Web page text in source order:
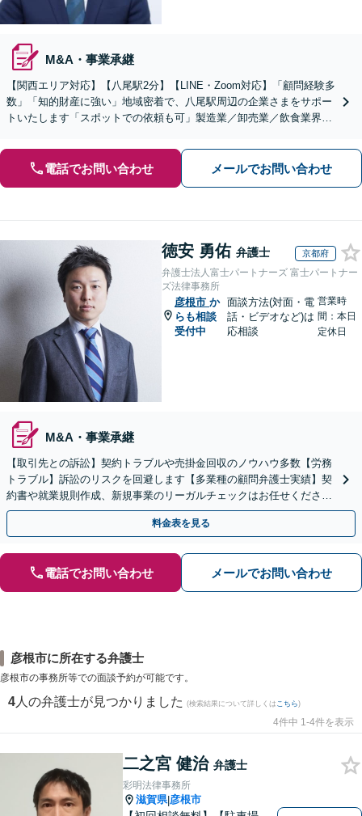
M&A・事業承継
【関西エリア対応】【八尾駅2分】【LINE・Zoom対応】「顧問経験多
数」「知的財産に強い」地域密着で、八尾駅周辺の企業さまをサポー
トいたします「スポットでの依頼も可」製造業／卸売業／飲食業界／
電話でお問い合わせ メールでお問い合わせ
徳安 勇佑 弁護士 京都府
弁護士法人富士パートナーズ 富士パートナー
ズ法律事務所
彦根市 か
らも相談
受付中
面談方法(対面・電
話・ビデオなど)は
応相談
営業時
間：本日
定休日
M&A・事業承継
【取引先との訴訟】契約トラブルや売掛金回収のノウハウ多数【労務
トラブル】訴訟のリスクを回避します【多業種の顧問弁護士実績】契
約書や就業規則作成、新規事業のリーガルチェックはお任せくださ
い。単発のご依頼OK。
料金表を見る
電話でお問い合わせ メールでお問い合わせ
彦根市に所在する弁護士
彦根市の事務所等での面談予約が可能です。
4 人の弁護士が見つかりました (検索結果について詳しくは こちら)
4件中 1-4件を表示
二之宮 健治 弁護士
彩明法律事務所
滋賀県|彦根市